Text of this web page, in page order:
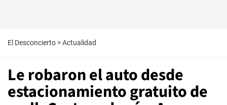
El Desconcierto >Actualidad
Le robaron el auto desde
estacionamiento gratuito de